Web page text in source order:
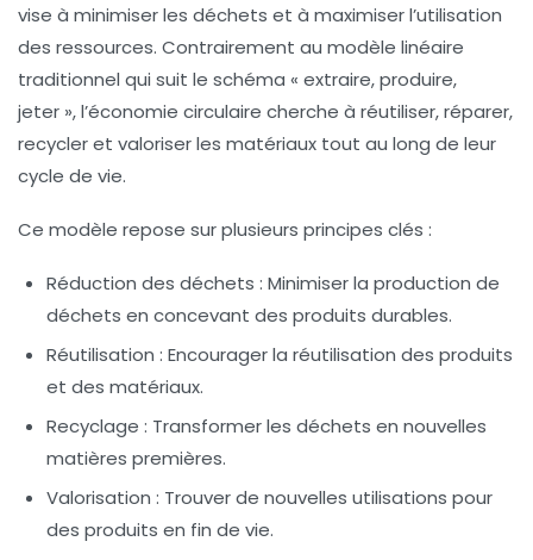
vise à minimiser les déchets et à maximiser l’utilisation
des ressources. Contrairement au modèle linéaire
traditionnel qui suit le schéma « extraire, produire,
jeter », l’économie circulaire cherche à réutiliser, réparer,
recycler et valoriser les matériaux tout au long de leur
cycle de vie.
Ce modèle repose sur plusieurs principes clés :
Réduction des déchets : Minimiser la production de
déchets en concevant des produits durables.
Réutilisation : Encourager la réutilisation des produits
et des matériaux.
Recyclage : Transformer les déchets en nouvelles
matières premières.
Valorisation : Trouver de nouvelles utilisations pour
des produits en fin de vie.